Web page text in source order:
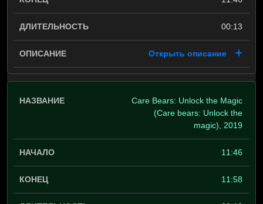
00:13
Открыть описание
Care Bears: Unlock the Magic
(Care bears: Unlock the
magic), 2019
11:46
11:58